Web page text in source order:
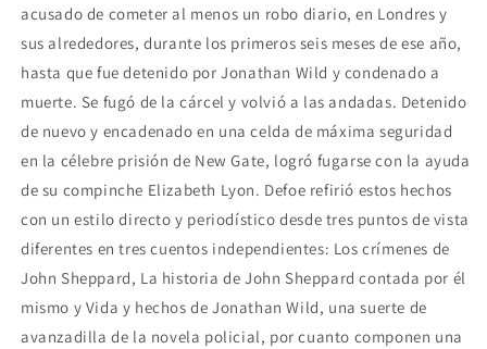
acusado de cometer al menos un robo diario, en Londres y
sus alrededores, durante los primeros seis meses de ese año,
hasta que fue detenido por Jonathan Wild y condenado a
muerte. Se fugó de la cárcel y volvió a las andadas. Detenido
de nuevo y encadenado en una celda de máxima seguridad
en la célebre prisión de New Gate, logró fugarse con la ayuda
de su compinche Elizabeth Lyon. Defoe refirió estos hechos
con un estilo directo y periodístico desde tres puntos de vista
diferentes en tres cuentos independientes: Los crímenes de
John Sheppard, La historia de John Sheppard contada por él
mismo y Vida y hechos de Jonathan Wild, una suerte de
avanzadilla de la novela policial, por cuanto componen una